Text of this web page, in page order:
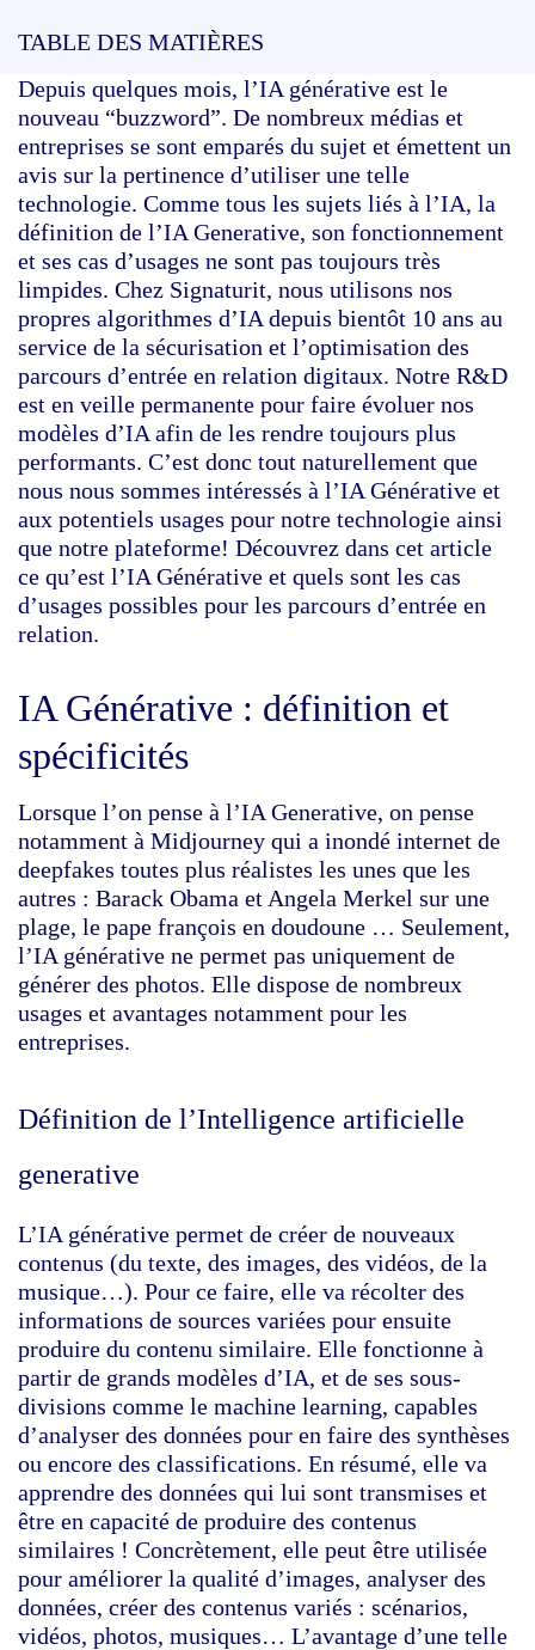
TABLE DES MATIÈRES
Depuis quelques mois, l’IA générative est le
nouveau “buzzword”. De nombreux médias et
entreprises se sont emparés du sujet et émettent un
avis sur la pertinence d’utiliser une telle
technologie. Comme tous les sujets liés à l’IA, la
définition de l’IA Generative, son fonctionnement
et ses cas d’usages ne sont pas toujours très
limpides. Chez Signaturit, nous utilisons nos
propres algorithmes d’IA depuis bientôt 10 ans au
service de la sécurisation et l’optimisation des
parcours d’entrée en relation digitaux. Notre R&D
est en veille permanente pour faire évoluer nos
modèles d’IA afin de les rendre toujours plus
performants. C’est donc tout naturellement que
nous nous sommes intéressés à l’IA Générative et
aux potentiels usages pour notre technologie ainsi
que notre plateforme! Découvrez dans cet article
ce qu’est l’IA Générative et quels sont les cas
d’usages possibles pour les parcours d’entrée en
relation.
IA Générative : définition et
spécificités
Lorsque l’on pense à l’IA Generative, on pense
notamment à Midjourney qui a inondé internet de
deepfakes toutes plus réalistes les unes que les
autres : Barack Obama et Angela Merkel sur une
plage, le pape françois en doudoune … Seulement,
l’IA générative ne permet pas uniquement de
générer des photos. Elle dispose de nombreux
usages et avantages notamment pour les
entreprises.
Définition de l’Intelligence artificielle
generative
L’IA générative permet de créer de nouveaux
contenus (du texte, des images, des vidéos, de la
musique…). Pour ce faire, elle va récolter des
informations de sources variées pour ensuite
produire du contenu similaire. Elle fonctionne à
partir de grands modèles d’IA, et de ses sous-
divisions comme le machine learning, capables
d’analyser des données pour en faire des synthèses
ou encore des classifications. En résumé, elle va
apprendre des données qui lui sont transmises et
être en capacité de produire des contenus
similaires ! Concrètement, elle peut être utilisée
pour améliorer la qualité d’images, analyser des
données, créer des contenus variés : scénarios,
vidéos, photos, musiques… L’avantage d’une telle